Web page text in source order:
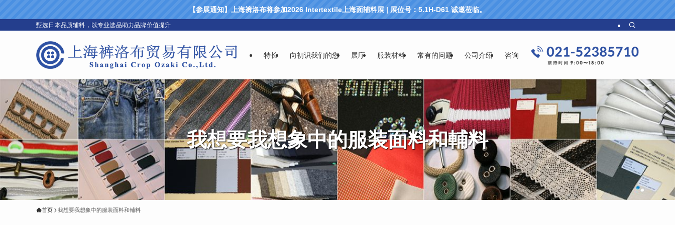
【参展通知】上海裤洛布将参加2026 Intertextile上海面辅料展 | 展位号：5.1H-D61 诚邀莅临。
甄选日本品质辅料，以专业选品助力品牌价值提升
特长 向初识我们的您 展庁 服装材料 常有的问题 公司介绍 咨询
我想要我想象中的服装面料和輔料
首页 我想要我想象中的服装面料和輔料